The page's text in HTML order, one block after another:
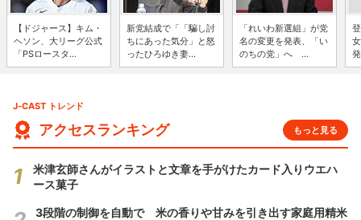
【ドジャース】キム・
ヘソン、大リーグ公式
「PSロースタ...
新党結成で「「騙し討
ちにあった気分」と怒
ったひろゆき妻...
「れいわ新選組」が党
名の変更を発表、「い
のちの党」へ ...
J-CAST トレンド
アクセスランキング もっと見る
米津玄師さんがイラストと文章を手がけたカード入りウエハ
ース菓子
3段階の制御を自動で 米の香りや甘みを引き出す家庭用精米